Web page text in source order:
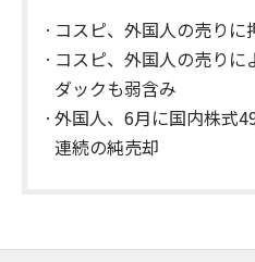
コスピ、外国人の売り
コスピ、外国人の売り
ダックも弱含み
外国人、6月に国内株式
連続の純売却